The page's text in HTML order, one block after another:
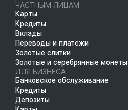
ЧАСТНЫМ ЛИЦАМ
Карты
Кредиты
Вклады
Переводы и платежи
Золотые слитки
Золотые и серебрянные монеты
ДЛЯ БИЗНЕСА
Банковское обслуживание
Кредиты
Депозиты